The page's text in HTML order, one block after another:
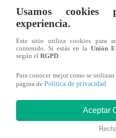
Traicionada, Martes 10 de
capítulo 88 completo (en
interesar
Usamos
experiencia.
Este sitio utiliza cookies para
contenido. Si estás en la Unión
según el RGPD.
Para conocer mejor como se
pagina de Política de privacidad.
Aceptar